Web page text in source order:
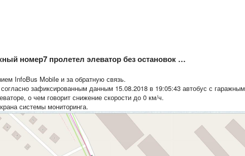
номер7 пролетел элеватор без остановок …
InfoBus Mobile и за обратную связь.
зафиксированным данным 15.08.2018 в 19:05:43 автобус с гаражным
о чем говорит снижение скорости до 0 км/ч.
системы мониторинга.